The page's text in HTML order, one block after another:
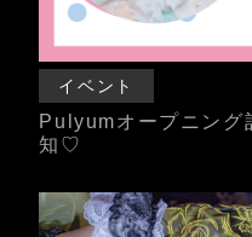
イベント
Pulyumオープニング
知♡